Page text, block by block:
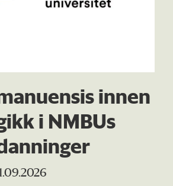
innen
i NMBUs